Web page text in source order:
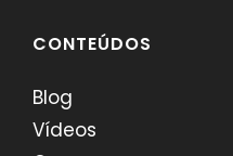
CONTEÚDOS
Blog
Vídeos